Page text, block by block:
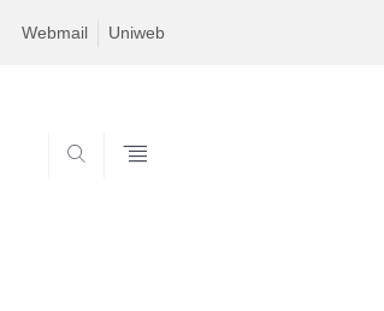
Webmail Uniweb